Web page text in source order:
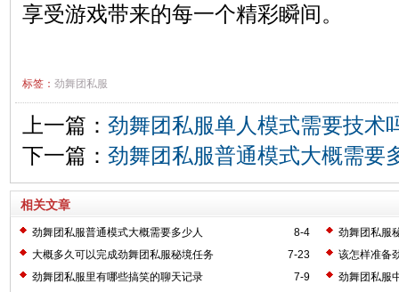
享受游戏带来的每一个精彩瞬间。
标签： 劲舞团私服
上一篇： 劲舞团私服单人模式需要技术
下一篇： 劲舞团私服普通模式大概需要
相关文章
8-4
劲舞团私服普通模式大概需要多少人
劲舞团私服
7-23
大概多久可以完成劲舞团私服秘境任务
该怎样准备
7-9
劲舞团私服里有哪些搞笑的聊天记录 劲舞团私服